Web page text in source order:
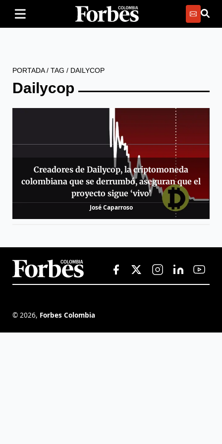
PORTADA/ TAG / DAILYCOP
Dailycop
Creadores de Dailycop, la criptomoneda
colombiana que se derrumbó, aseguran que el
proyecto sigue ‘vivo’
José Caparroso
© 2026, Forbes Colombia